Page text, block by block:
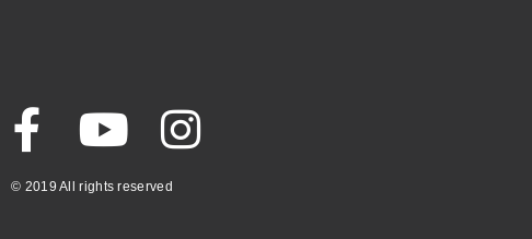
© 2019 All rights reserved